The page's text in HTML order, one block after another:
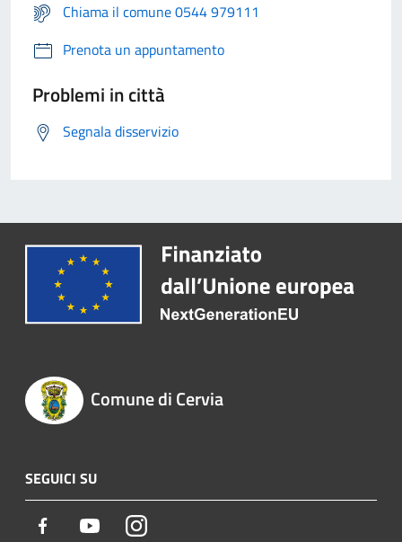
Chiama il comune 0544 979111
Prenota un appuntamento
Problemi in città
Segnala disservizio
Comune di Cervia
SEGUICI SU
Facebook YoutubeInstagram